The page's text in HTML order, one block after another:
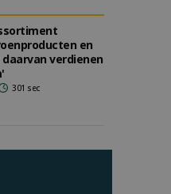
en
verdienen
301 sec